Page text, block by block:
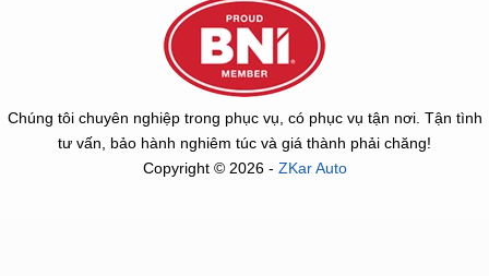
Chúng tôi chuyên nghiệp trong phục vụ, có phục vụ tận nơi. Tận tình
tư vấn, bảo hành nghiêm túc và giá thành phải chăng!
Copyright © 2026 - ZKar Auto